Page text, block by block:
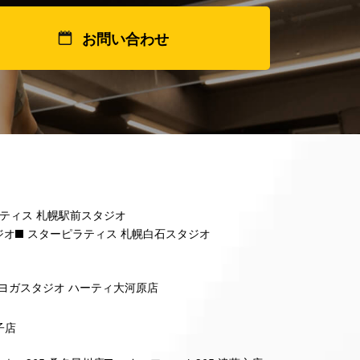
お問い合わせ
ィス 札幌駅前スタジオ
オ
スターピラティス 札幌白石スタジオ
ガスタジオ ハーティ大河原店
店